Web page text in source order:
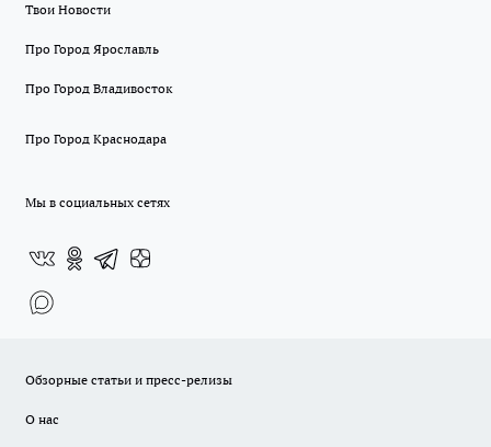
Твои Новости
Про Город Ярославль
Про Город Владивосток
Про Город Краснодара
Мы в социальных сетях
Обзорные статьи и пресс-релизы
О нас